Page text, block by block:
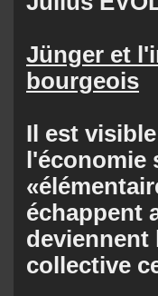
Jünger et
bourgeois
Il est
l'économie
échappent
deviennent
collective